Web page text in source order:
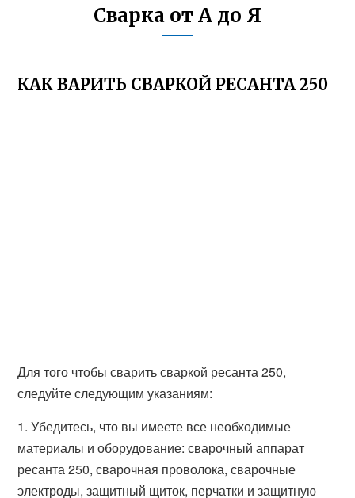
Сварка от А до Я
КАК ВАРИТЬ СВАРКОЙ РЕСАНТА 250
Для того чтобы сварить сваркой ресанта 250,
следуйте следующим указаниям:
1. Убедитесь, что вы имеете все необходимые
материалы и оборудование: сварочный аппарат
ресанта 250, сварочная проволока, сварочные
электроды, защитный щиток, перчатки и защитную